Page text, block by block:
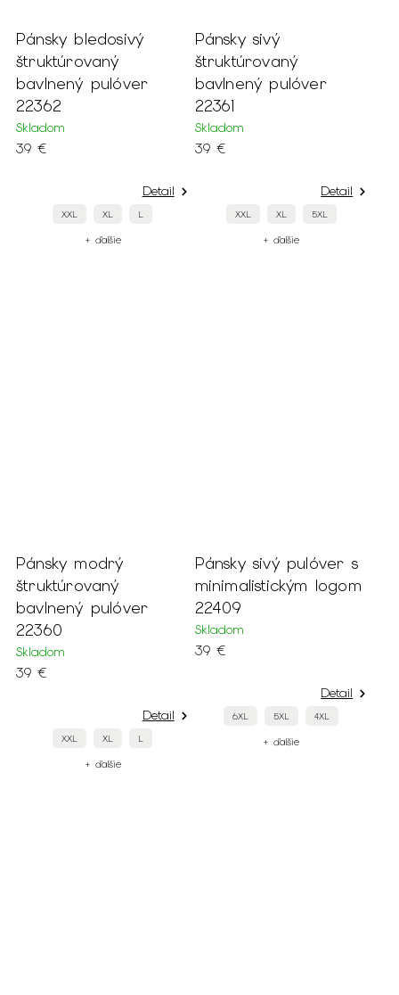
Pánsky bledosivý
štruktúrovaný
bavlnený pulóver
22362
Skladom
39 €
Detail
XXL XL L
+ ďalšie
Pánsky sivý
štruktúrovaný
bavlnený pulóver
22361
Skladom
39 €
Detail
XXL XL 5XL
+ ďalšie
Pánsky modrý
štruktúrovaný
bavlnený pulóver
22360
Skladom
39 €
Detail
XXL XL L
+ ďalšie
Pánsky sivý pulóver s
minimalistickým logom
22409
Skladom
39 €
Detail
6XL 5XL 4XL
+ ďalšie